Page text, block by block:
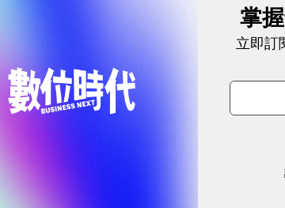
就是想要做更多可以促進人與人
推出的第二款商品
與軟體服務的精髓。但創辦人更開始摸
的互動，他們希望打造一個可以讓人與
掌
立即訂